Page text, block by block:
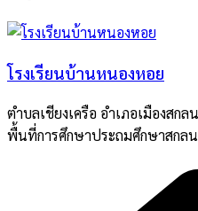
โรงเรียนบ้านหนองหอย
ตำบลเชียงเครือ อำเภอเมืองสก
พื้นที่การศึกษาประถมศึกษาสกลน